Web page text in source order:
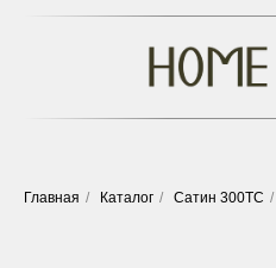
Главная / Каталог / Сатин 300ТС /